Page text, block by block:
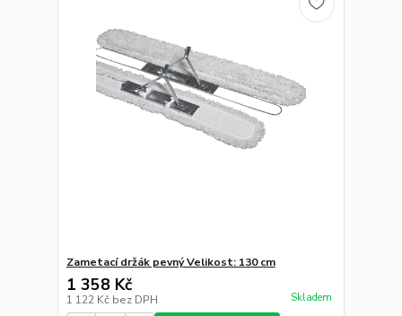
Zametací držák pevný Velikost: 130 cm
1 358 Kč
1 122 Kč bez DPH Skladem